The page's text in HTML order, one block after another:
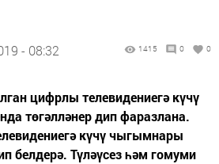
- 08:32 1415 0 0
цифрлы телевидениегә күчү
төгәлләнер дип фаразлана.
күчү чыгымнары
белдерә. Түләүсез һәм гомуми